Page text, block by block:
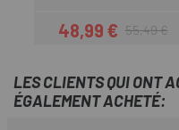
Prix
48,99 €Prix habituel
55,49 €
LES CLIENTS QUI ONT
ÉGALEMENT ACHETÉ: